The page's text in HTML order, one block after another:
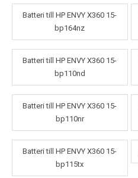
Batteri till HP ENVY X360 15-
bp164nz
Batteri till HP ENVY X360 15-
bp110nd
Batteri till HP ENVY X360 15-
bp110nr
Batteri till HP ENVY X360 15-
bp115tx